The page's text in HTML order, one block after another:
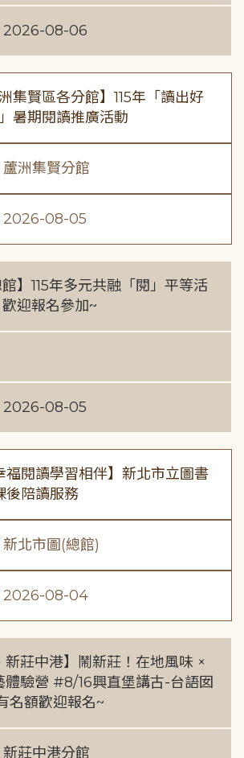
2026-08-06
洲集賢區各分館】115年「讀出好
暑期閱讀推廣活動
蘆洲集賢分館
2026-08-05
館】115年多元共融「閱」平等活
迎報名參加~
2026-08-05
福閱讀學習相伴】新北市立圖書
後陪讀服務
新北市圖(總館)
2026-08-04
新莊中港】鬧新莊！在地風味 ×
體驗營 #8/16興直堡講古-台語囡
名額歡迎報名~
新莊中港分館